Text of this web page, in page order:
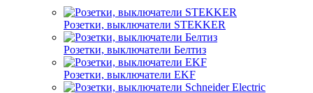
Розетки, выключатели STEKKER
Розетки, выключатели Белтиз
Розетки, выключатели EKF